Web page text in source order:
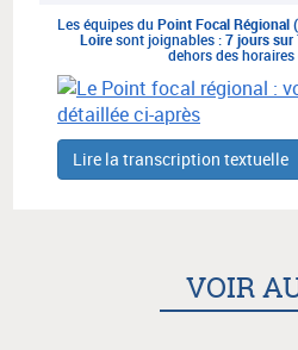
Les équipes du Point Focal Régional
Loiresont joignables :7 jours sur
dehors des
Lire la transcription textuelle
VOIR